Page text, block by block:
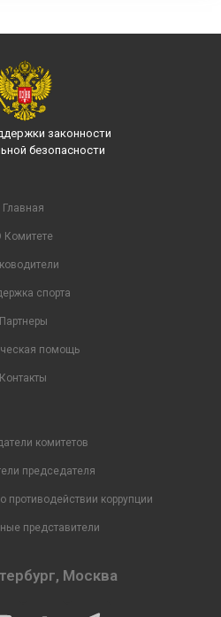
законности
безопасности
Главная
Комитете
спорта
Партнеры
помощь
Контакты
комитетов
председателя
противодействии коррупции
представители
Москва